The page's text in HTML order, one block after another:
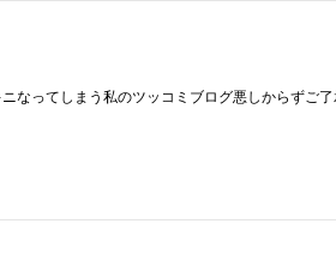
なってしまう私のツッコミブログ悪しからずご